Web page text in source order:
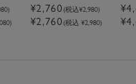
ー
モ
)
ージ付きミニトー
トクッキーピスタ
¥2,760(税込¥2,980)
¥2,760(税込 ¥2,980)
ー
ト